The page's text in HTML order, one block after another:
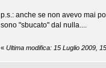
p.s.: anche se non avevo mai
sono "sbucato" dal nulla....
« Ultima modifica: 15 Luglio 2009,